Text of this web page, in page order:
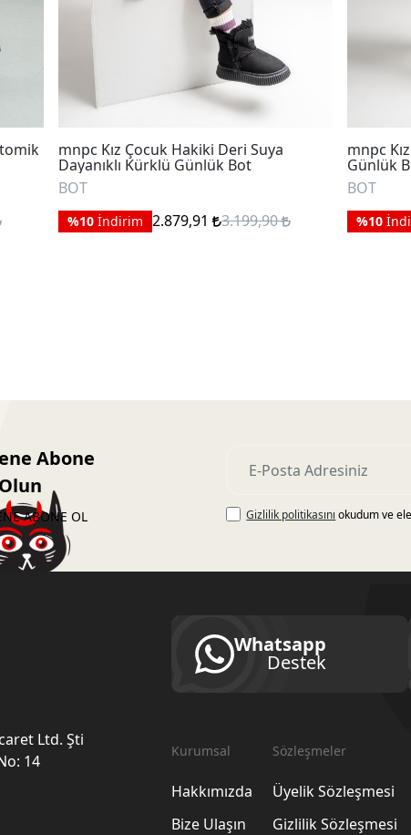
mnpc Kız Çocuk Hakiki Deri Suya
Dayanıklı Kürklü Günlük Bot
BOT
%10 İndirim 2.879,91 3.199,90
mnpc
Günlük
BOT
%10
Abone
Olun
ABONE OL Gizlilik politikasını okudum ve
Ltd. Şti
14
Whatsapp
Destek
Kurumsal
Hakkımızda
Bize Ulaşın
Sözleşmeler
Üyelik Sözleşmesi
Gizlilik Sözleşmesi